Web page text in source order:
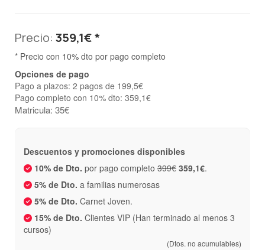
Precio: 359,1€ *
* Precio con 10% dto por pago completo
Opciones de pago
Pago a plazos: 2 pagos de 199,5€
Pago completo con 10% dto: 359,1€
Matricula: 35€
Descuentos y promociones disponibles
10% de Dto. por pago completo 399€ 359,1€.
5% de Dto. a familias numerosas
5% de Dto. Carnet Joven.
15% de Dto. Clientes VIP (Han terminado al menos 3
cursos)
(Dtos. no acumulables)